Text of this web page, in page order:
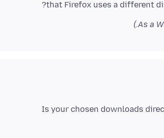
that Firefox uses a different
Is your chosen downloads